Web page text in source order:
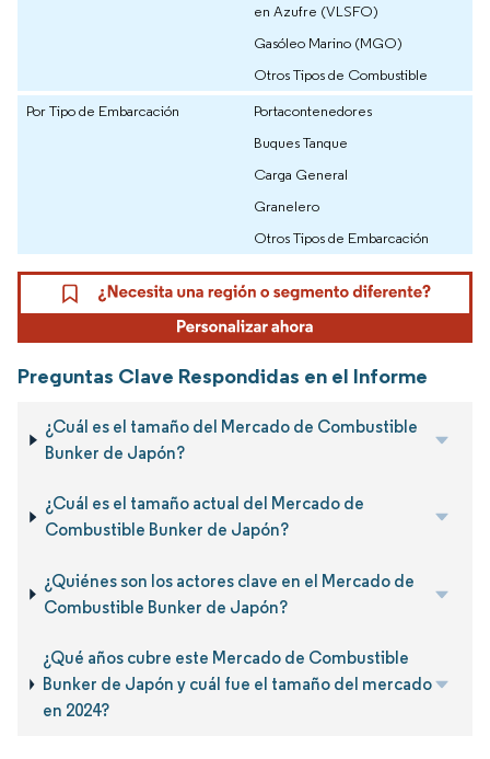
en Azufre (VLSFO)
Gasóleo Marino (MGO)
Otros Tipos de Combustible
Por Tipo de Embarcación
Portacontenedores
Buques Tanque
Carga General
Granelero
Otros Tipos de Embarcación
Preguntas Clave Respondidas en el Informe
¿Cuál es el tamaño del Mercado de Combustible
Bunker de Japón?
¿Cuál es el tamaño actual del Mercado de
Combustible Bunker de Japón?
¿Quiénes son los actores clave en el Mercado de
Combustible Bunker de Japón?
¿Qué años cubre este Mercado de Combustible
Bunker de Japón y cuál fue el tamaño del mercado
en 2024?